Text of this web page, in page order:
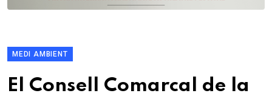
MEDI AMBIENT
El Consell Comarcal de la